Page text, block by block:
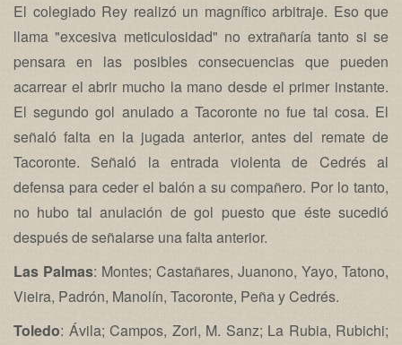
El colegiado Rey realizó un magnífico arbitraje. Eso que
llama "excesiva meticulosidad" no extrañaría tanto si se
pensara en las posibles consecuencias que pueden
acarrear el abrir mucho la mano desde el primer instante.
El segundo gol anulado a Tacoronte no fue tal cosa. El
señaló falta en la jugada anterior, antes del remate de
Tacoronte. Señaló la entrada violenta de Cedrés al
defensa para ceder el balón a su compañero. Por lo tanto,
no hubo tal anulación de gol puesto que éste sucedió
después de señalarse una falta anterior.
Las Palmas: Montes; Castañares, Juanono, Yayo, Tatono,
Vieira, Padrón, Manolín, Tacoronte, Peña y Cedrés.
Toledo: Ávila; Campos, Zori, M. Sanz; La Rubia, Rubichi;